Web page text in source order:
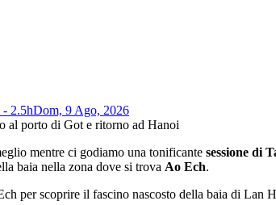
- 2.5hDom, 9 Ago, 2026
al porto di Got e ritorno ad Hanoi
mentre ci godiamo una tonificante sessione di
baia nella zona dove si trova Ao Ech.
per scoprire il fascino nascosto della baia di Lan